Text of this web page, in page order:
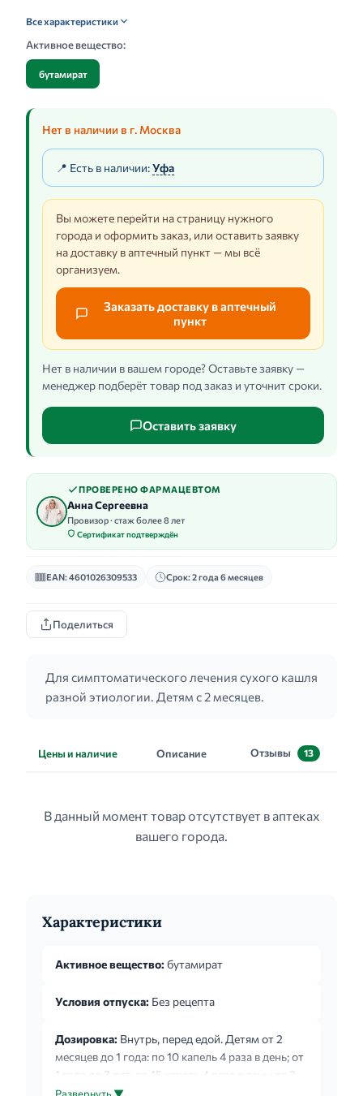
Все характеристики
Активное вещество:
бутамират
Нет в наличии в г. Москва
📍 Есть в наличии:Уфа
Вы можете перейти на страницу нужного
города и оформить заказ, или оставить заявку
на доставку в аптечный пункт — мы всё
организуем.
Заказать доставку в аптечный
пункт
Нет в наличии в вашем городе? Оставьте заявку —
менеджер подберёт товар под заказ и уточнит сроки.
Оставить заявку
ПРОВЕРЕНО ФАРМАЦЕВТОМ
Анна Сергеевна
Провизор · стаж более 8 лет
Сертификат подтверждён
EAN: 4601026309533 Срок: 2 года 6 месяцев
Поделиться
Для симптоматического лечения сухого кашля
разной этиологии. Детям с 2 месяцев.
Цены и наличие Описание Отзывы 13
В данный момент товар отсутствует в аптеках
вашего города.
Характеристики
Активное вещество: бутамират
Условия отпуска: Без рецепта
Дозировка: Внутрь, перед едой. Детям от 2
месяцев до 1 года: по 10 капель 4 раза в день; от
1 года до 3 лет: по 15 капель 4 раза в день; от 3
лет и старше: по 25 капель 4 раза в день. Если